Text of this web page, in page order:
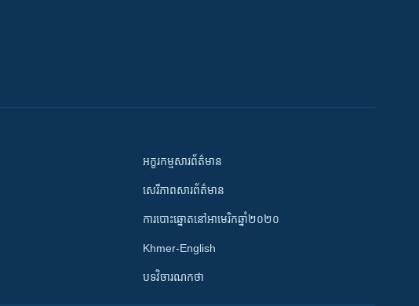
អក្ខរកម្មសារព័ត៌មាន
សេរីភាពសារព័ត៌មាន
ការបោះឆ្នោតនៅអាមេរិកឆ្នាំ២០២០
Khmer-English
បទវិចារណកថា